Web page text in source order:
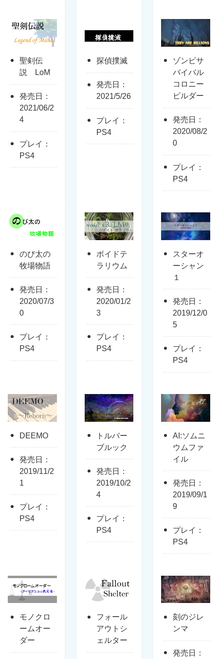
聖剣伝
説 LoM
発売日：
2021/06/2
4
プレイ：
PS4
探偵撲滅
発売日：
2021/5/26
プレイ：
PS4
ゾンビサ
バイバル
コロニー
ビルダー
発売日：
2020/08/2
0
プレイ：
PS4
のび太の
牧場物語
発売日：
2020/07/3
0
プレイ：
PS4
ボイドテ
ラリウム
発売日：
2020/01/2
3
プレイ：
PS4
スターオ
ーシャン
１
発売日：
2019/12/0
5
プレイ：
PS4
DEEMO
発売日：
2019/11/2
1
プレイ：
PS4
トルバー
ブルック
発売日：
2019/10/2
4
プレイ：
PS4
AI:ソムニ
ウムファ
イル
発売日：
2019/09/1
9
プレイ：
PS4
モノクロ
ームオー
ダー
フォール
アウトシ
ェルター
刻のジレ
ンマ
発売日：